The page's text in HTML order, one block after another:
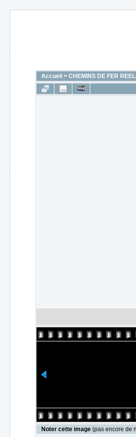
Accueil > CHEMINS DE FER
Noter cette image (pas encore de